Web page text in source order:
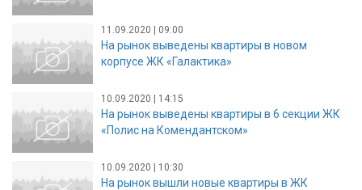
11.09.2020 | 09:00
На рынок выведены квартиры в новом
корпусе ЖК «Галактика»
10.09.2020 | 14:15
На рынок выведены квартиры в 6 секции ЖК
«Полис на Комендантском»
10.09.2020 | 10:30
На рынок вышли новые квартиры в ЖК